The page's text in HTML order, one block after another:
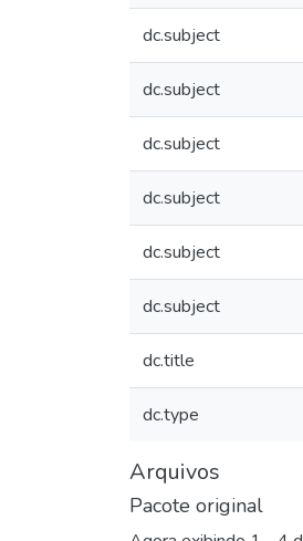
dc.subject
dc.subject
dc.subject
dc.subject
dc.subject
dc.subject
dc.title
dc.type
Arquivos
Pacote original